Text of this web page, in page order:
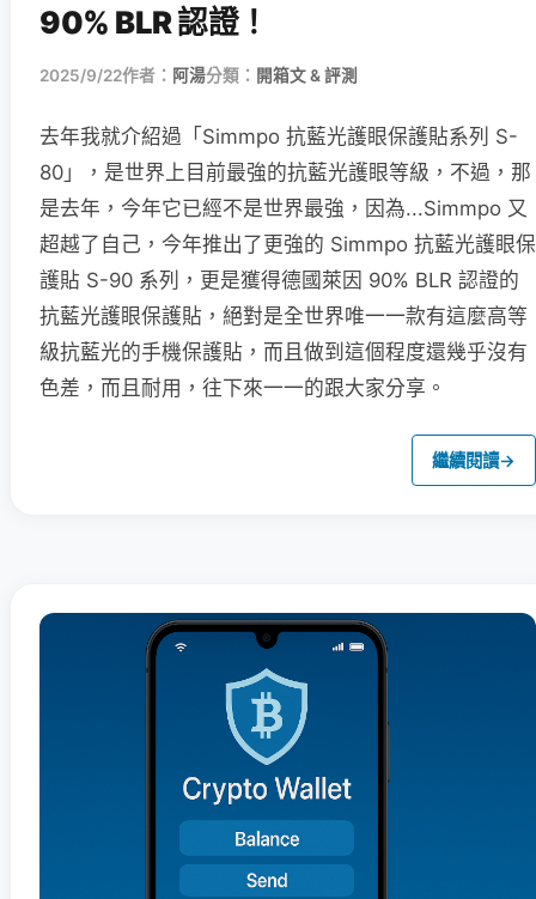
90% BLR 認證！
2025/9/22作者： 阿湯分類： 開箱文 & 評測
去年我就介紹過「Simmpo 抗藍光護眼保護貼系列 S-
80」，是世界上目前最強的抗藍光護眼等級，不過，那
是去年，今年它已經不是世界最強，因為...Simmpo 又
超越了自己，今年推出了更強的 Simmpo 抗藍光護眼保
護貼 S-90 系列，更是獲得德國萊因 90% BLR 認證的
抗藍光護眼保護貼，絕對是全世界唯一一款有這麼高等
級抗藍光的手機保護貼，而且做到這個程度還幾乎沒有
色差，而且耐用，往下來一一的跟大家分享。
繼續閱讀→